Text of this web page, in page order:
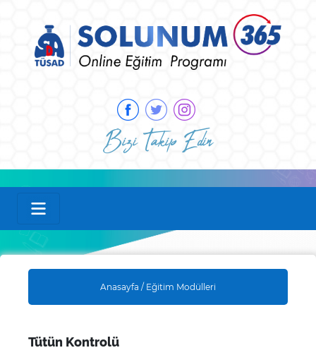
Bizi Takip Edin
Anasayfa / Eğitim Modülleri
Tütün Kontrolü